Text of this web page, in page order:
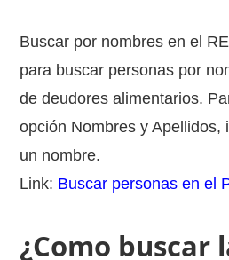
Buscar por nombres en el
para buscar personas por
de deudores alimentarios.
opción Nombres y Apellidos,
un nombre.
Link: Buscar personas en el
¿Como buscar